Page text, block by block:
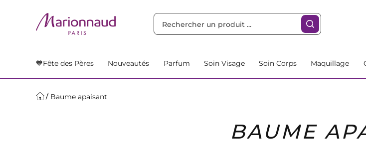
💙Fête des Pères Nouveautés Parfum Soin Visage Soin Corps Maquillage
Baume apaisant
BAUME